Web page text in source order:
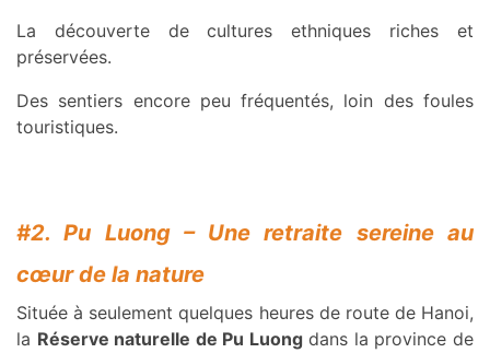
La découverte de cultures ethniques riches et
préservées.
Des sentiers encore peu fréquentés, loin des foules
touristiques.
#2. Pu Luong – Une retraite sereine au
cœur de la nature
Située à seulement quelques heures de route de Hanoi,
la Réserve naturelle de Pu Luongdans la province de